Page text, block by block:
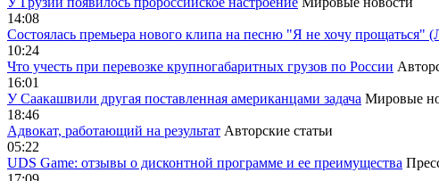
14:08
Cостоялась премьера нового клипа на песню "Я не хочу прощаться"
10:24
Что учесть при перевозке крупногабаритных грузов по России
16:01
У Саакашвили другая поставленная американцами задача Мировые
18:46
Адвокат, работающий на результат Авторские статьи
05:22
UDS Game: отзывы о дисконтной программе и ее преимущества